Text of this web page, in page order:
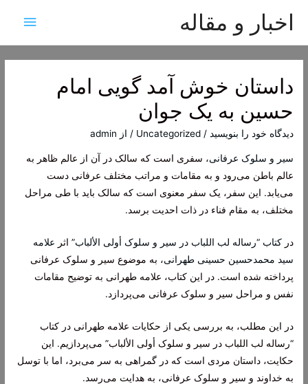
اخبار و مقاله
اصلی
داستان خوش آمد گویی امام
حسین به یک جوان
دیدگاه‌ خود را بنویسید /
Uncategorized / از admin
سیر و سلوک عرفانی، سفری است که سالک در آن از عالم ظاهر به
عالم باطن می‌رود و به مقامات و مراتب مختلف عرفانی دست
می‌یابد. این سفر، یک سفر معنوی است که سالک باید با طی مراحل
مختلف، به مقام فناء در ذات احدیت برسد.
درکتاب “رساله لب اللباب در سیر و سلوک أولی الألباب” اثر علامه
سید محمدحسین حسینی طهرانی، به موضوع سیر و سلوک عرفانی
پرداخته شده است. در این کتاب، علامه طهرانی به توضیح مقامات
نفس و مراحل سیر و سلوک عرفانی می‌پردازد.
در این مطلب، به بررسی یکی از حکایات علامه طهرانی در کتاب
“رساله لب اللباب در سیر و سلوک أولی الألباب” می‌پردازیم. این
حکایت، داستان مردی است که در گمراهی به سر می‌برد، اما با توسل
به خداوند و سیر و سلوک عرفانی، به هدایت می‌رسد.